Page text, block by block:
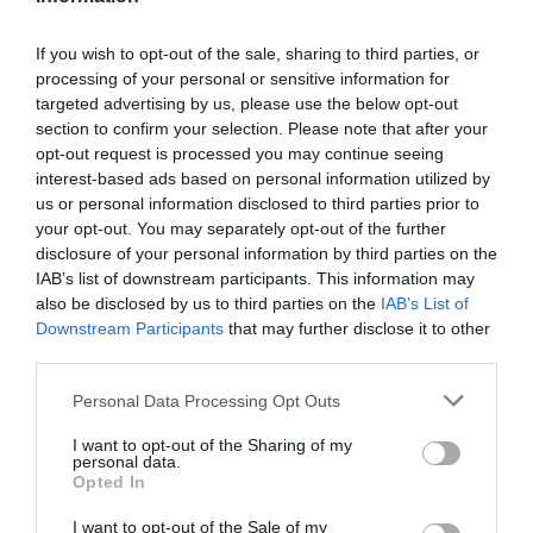
If you wish to opt-out of the sale, sharing to third parties, or
processing of your personal or sensitive information for
targeted advertising by us, please use the below opt-out
section to confirm your selection. Please note that after your
opt-out request is processed you may continue seeing
interest-based ads based on personal information utilized by
us or personal information disclosed to third parties prior to
your opt-out. You may separately opt-out of the further
disclosure of your personal information by third parties on the
IAB’s list of downstream participants. This information may
also be disclosed by us to third parties on the IAB’s List of
Downstream Participants that may further disclose it to other
Personal Data Processing Opt Outs
I want to opt-out of the Sharing of my
personal data.
Opted In
I want to opt-out of the Sale of my
empresas en Londres
y otras bolsas
internacionales
Hay otros ejemplos. Una pequeña pero relevante
nación mediterránea, Israel, con cerca de 10
millones de habitantes, tiene 24 empresas
listadas en la bolsa de Londres, con una
capitalización conjunta de más de 13.000
millones. ¿Cómo es posible? Sencillo. Hay más de
6.000 inversores institucionales que operan
Aviv. Y de estos 6.000 inversores, el 90% son
internacionales, es decir, no son británicos.